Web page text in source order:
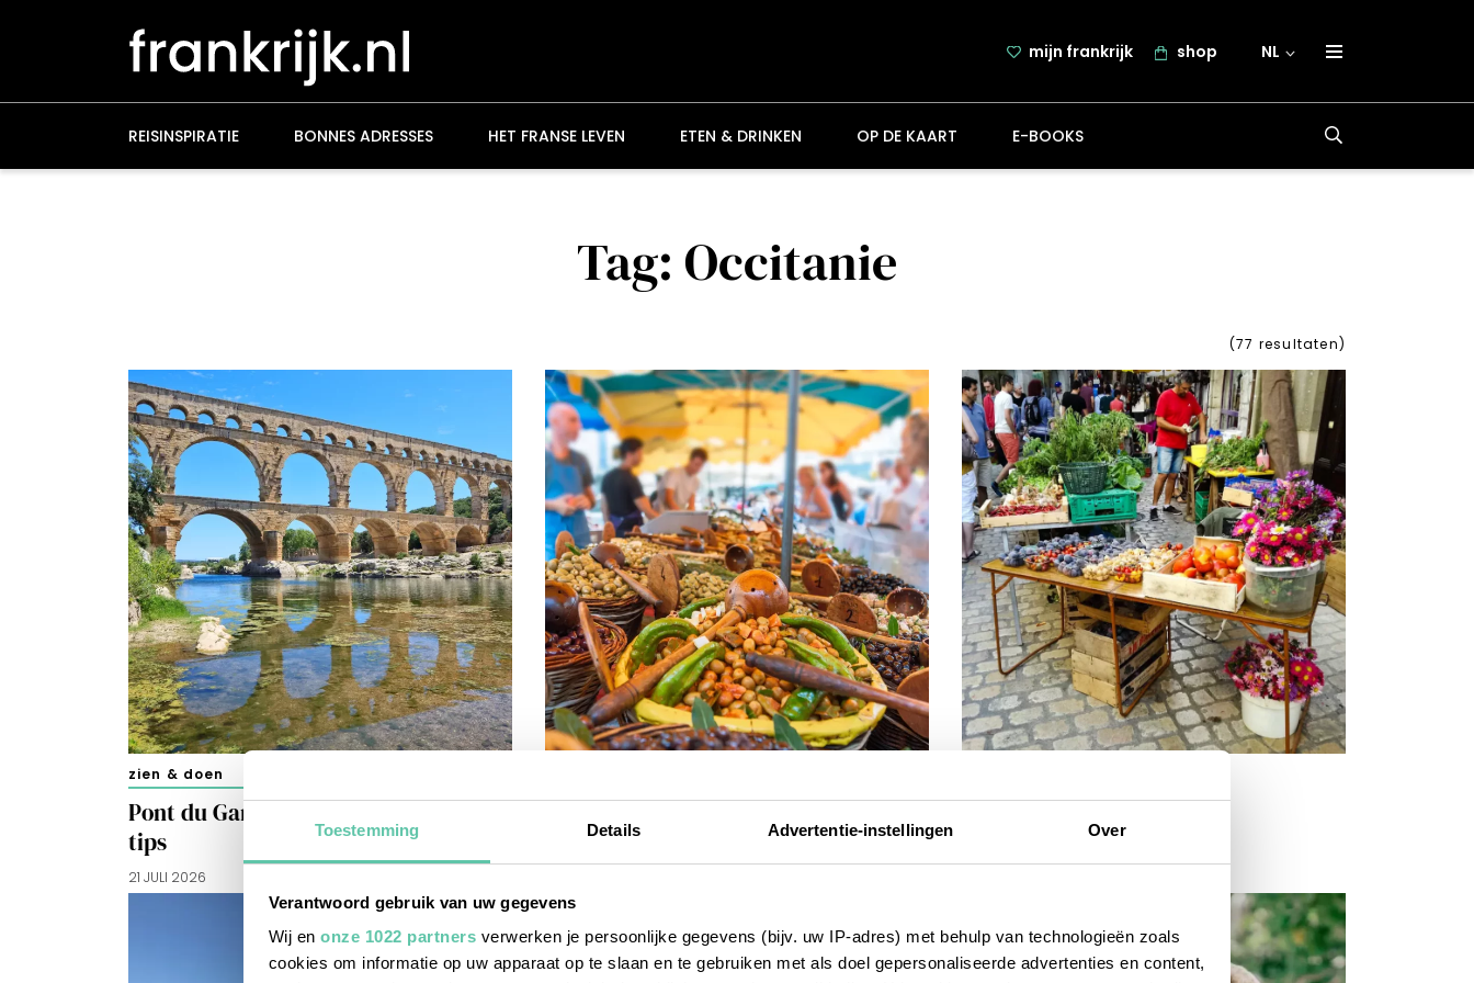
Toestemming Details Advertentie-instellingen Over
Verantwoord gebruik van uw gegevens
Wij en onze 1022 partners verwerken je persoonlijke gegevens (bijv. uw IP-adres) met behulp van technologieën zoals
cookies om informatie op uw apparaat op te slaan en te gebruiken met als doel gepersonaliseerde advertenties en content,
mijn frankrijk shop NL
over frankrijk.nl
REISINSPIRATIE BONNES ADRESSES HET FRANSE LEVEN ETEN & DRINKEN OP DE KAART E-BOOKS
Tag: Occitanie
(77 resultaten)
zien & doen
Pont du Gard bezoeken: praktische
tips
21 JULI 2026
Frankrijk